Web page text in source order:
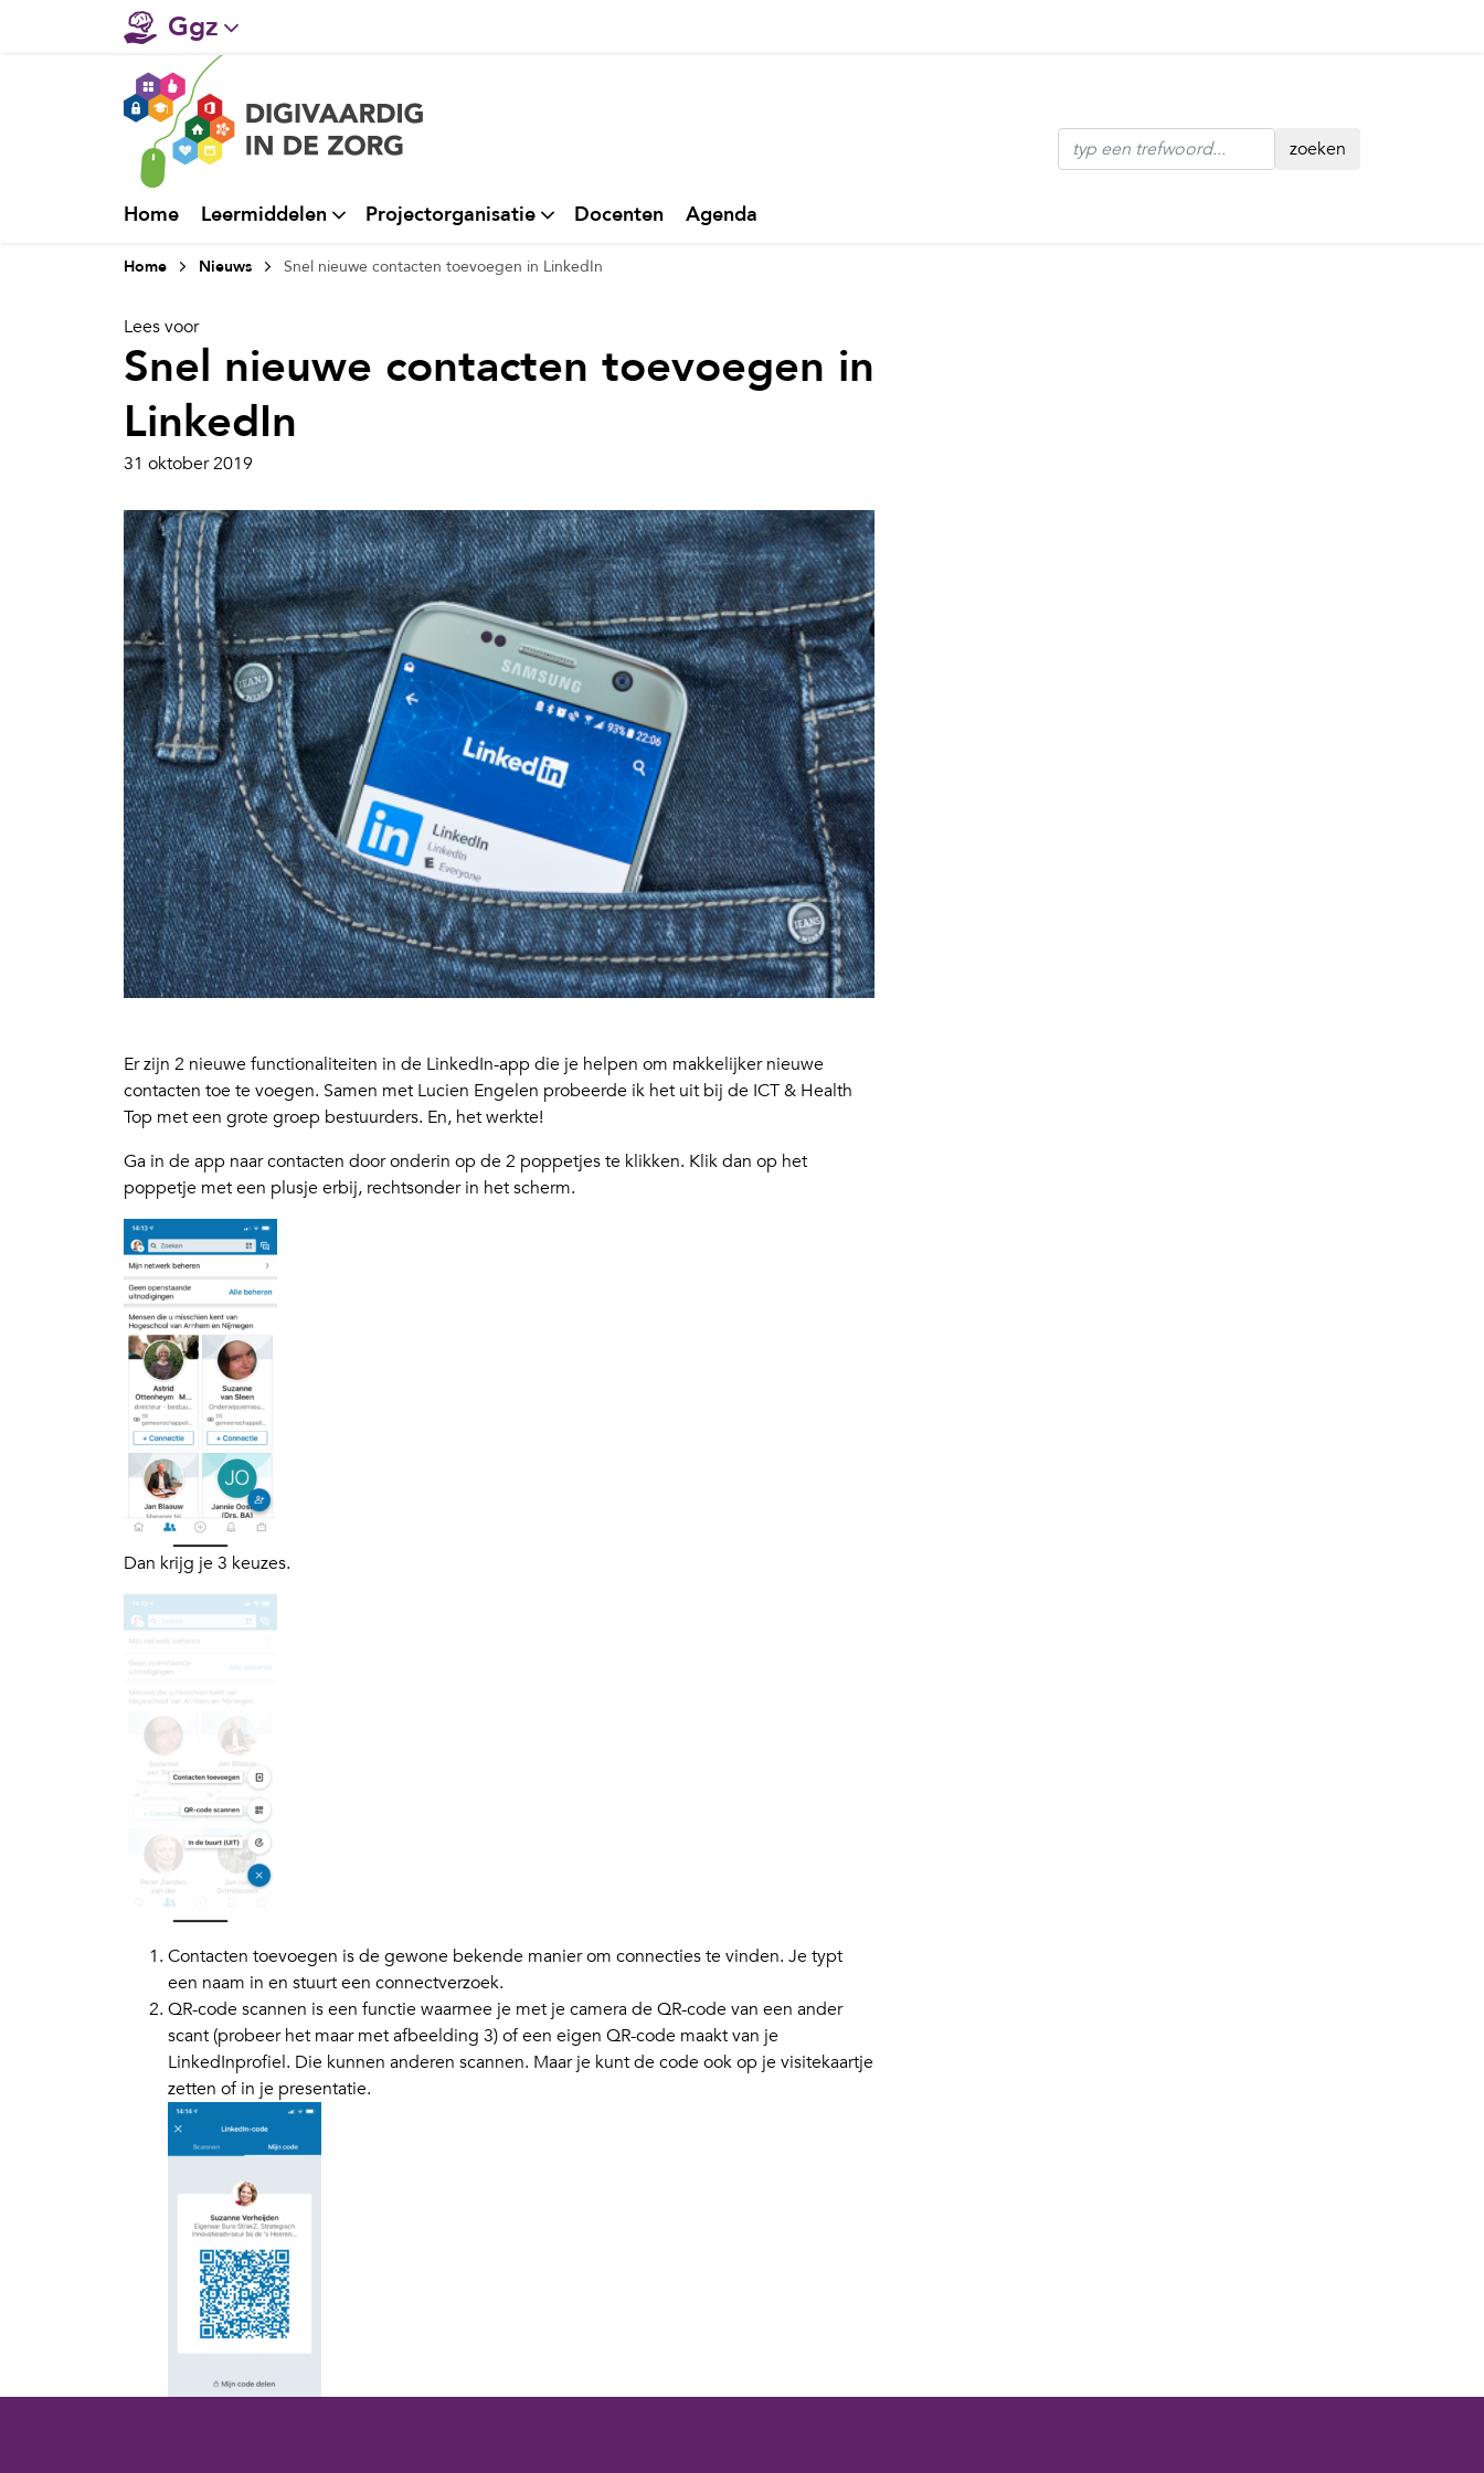
Ggz
Gehandicaptenzorg
Verpleeghuiszorg & Zorg thuis
zoeken
Home Leermiddelen Projectorganisatie Docenten Agenda
Home Nieuws Snel nieuwe contacten toevoegen in LinkedIn
Lees voor
Snel nieuwe contacten toevoegen in
LinkedIn
31 oktober 2019
Er zijn 2 nieuwe functionaliteiten in de LinkedIn-app die je helpen om makkelijker nieuwe
contacten toe te voegen. Samen met Lucien Engelen probeerde ik het uit bij de ICT & Health
Top met een grote groep bestuurders. En, het werkte!
Ga in de app naar contacten door onderin op de 2 poppetjes te klikken. Klik dan op het
poppetje met een plusje erbij, rechtsonder in het scherm.
Dan krijg je 3 keuzes.
Contacten toevoegen is de gewone bekende manier om connecties te vinden. Je typt
een naam in en stuurt een connectverzoek.
QR-code scannen is een functie waarmee je met je camera de QR-code van een ander
scant (probeer het maar met afbeelding 3) of een eigen QR-code maakt van je
LinkedInprofiel. Die kunnen anderen scannen. Maar je kunt de code ook op je visitekaartje
zetten of in je presentatie.